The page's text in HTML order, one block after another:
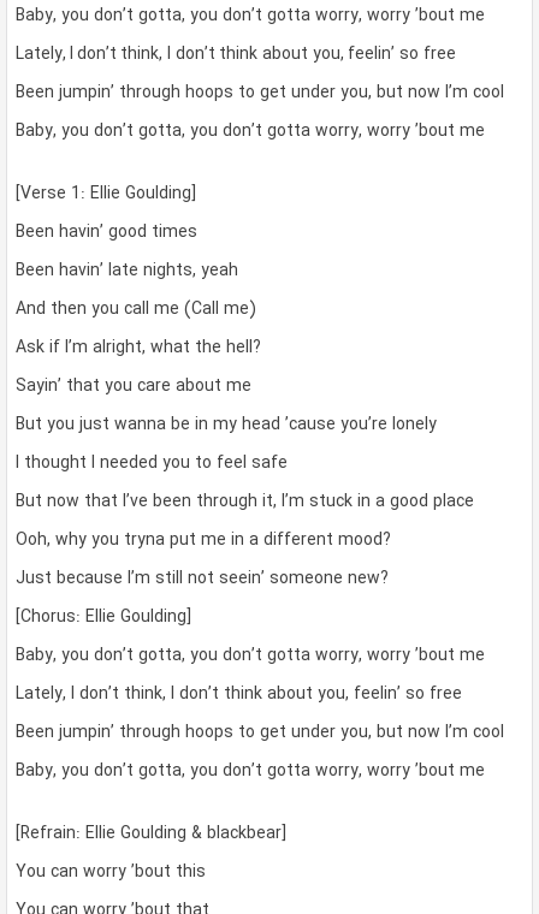
Baby, you don’t gotta, you don’t gotta worry, worry ’bout me
Lately, I don’t think, I don’t think about you, feelin’ so free
Been jumpin’ through hoops to get under you, but now I’m cool
Baby, you don’t gotta, you don’t gotta worry, worry ’bout me
[Verse 1: Ellie Goulding]
Been havin’ good times
Been havin’ late nights, yeah
And then you call me (Call me)
Ask if I’m alright, what the hell?
Sayin’ that you care about me
But you just wanna be in my head ’cause you’re lonely
I thought I needed you to feel safe
But now that I’ve been through it, I’m stuck in a good place
Ooh, why you tryna put me in a different mood?
Just because I’m still not seein’ someone new?
[Chorus: Ellie Goulding]
Baby, you don’t gotta, you don’t gotta worry, worry ’bout me
Lately, I don’t think, I don’t think about you, feelin’ so free
Been jumpin’ through hoops to get under you, but now I’m cool
Baby, you don’t gotta, you don’t gotta worry, worry ’bout me
[Refrain: Ellie Goulding & blackbear]
You can worry ’bout this